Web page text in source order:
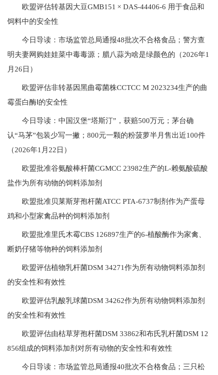
欧盟评估转基因大豆GMB151 × DAS-44406-6 用于食品和
饲料中的安全性
今日导读：市场监管总局通报48批次不合格食品；警方查
明夫妻网购娃娃菜中毒毒源；腊八蒜为啥是绿颜色的（2026年1
月26日）
欧盟评估非转基因黑曲霉菌株CCTCC M 2023234生产的曲
霉蛋白酶Ⅰ的安全性
今日导读：中国汉堡“塔斯汀”，获赔500万元；茅台确
认“马茅”包装少写一撇；800元一颗的粉菠萝半月售出近100件
（2026年1月22日）
欧盟批准谷氨酸棒杆菌CGMCC 23982生产的L-赖氨酸硫酸
盐作为所有动物的饲料添加剂
欧盟批准贝莱斯芽孢杆菌ATCC PTA-6737制剂作为产蛋母
鸡和小型家禽品种的饲料添加剂
欧盟批准里氏木霉CBS 126897生产的6-植酸酶作为家禽、
断奶仔猪等物种的饲料添加剂
欧盟评估植物乳杆菌DSM 34271作为所有动物饲料添加剂
的安全性和有效性
欧盟评估乳酸乳球菌DSM 34262作为所有动物饲料添加剂
的安全性和有效性
欧盟评估由枯草芽孢杆菌DSM 33862和布氏乳杆菌DSM 12
856组成的饲料添加剂对所有动物的安全性和有效性
今日导读：市场监管总局通报40批次不合格食品；三只松